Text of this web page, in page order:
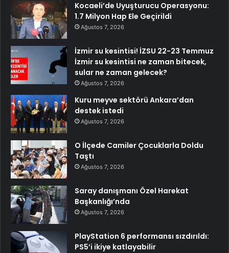
Kocaeli’de Uyuşturucu Operasyonu:
1.7 Milyon Hap Ele Geçirildi
Ağustos 7, 2026
İzmir su kesintisi! İZSU 22-23 Temmuz
İzmir su kesintisi ne zaman bitecek,
sular ne zaman gelecek?
Ağustos 7, 2026
Kuru meyve sektörü Ankara’dan
destek istedi
Ağustos 7, 2026
O İlçede Camiler Çocuklarla Doldu
Taştı
Ağustos 7, 2026
Saray danışmanı Özel Harekat
Başkanlığı’nda
Ağustos 7, 2026
PlayStation 6 performansı sızdırıldı:
PS5’i ikiye katlayabilir